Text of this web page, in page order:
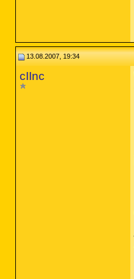
13.08.2007, 19:34
cIInc